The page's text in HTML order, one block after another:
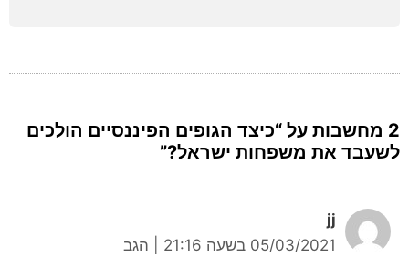
2 מחשבות על “כיצד הגופים הפיננסיים הולכים
לשעבד את משפחות ישראל?”
jj
05/03/2021 בשעה 21:16
הגב